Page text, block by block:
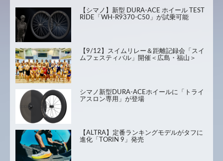
【シマノ】新型 DURA-ACE ホイール TEST
RIDE「WH-R9370-C50」が試乗可能
【9/12】スイムリレー＆距離記録会「スイ
ムフェスティバル」開催＜広島・福山＞
シマノ新型DURA-ACEホイールに「トライ
アスロン専用」が登場
【ALTRA】定番ランキングモデルがタフに
進化「TORIN 9」発売